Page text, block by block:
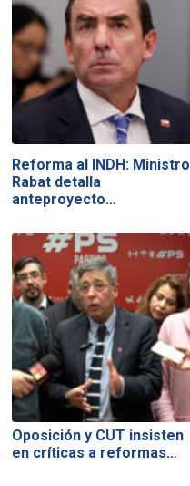
Reforma al INDH: Ministro
Rabat detalla
anteproyecto…
Oposición y CUT insisten
en críticas a reformas…